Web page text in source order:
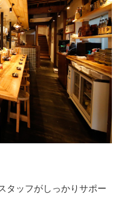
タッフがしっかりサポー